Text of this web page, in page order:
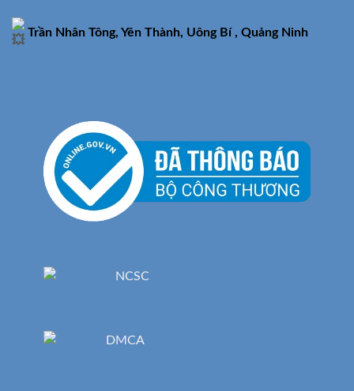
Trần Nhân Tông, Yên Thành, Uông Bí , Quảng Ninh